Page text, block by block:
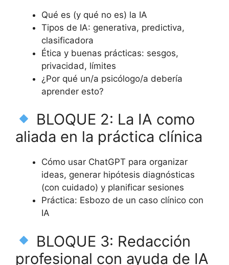
Qué es (y qué no es) la IA
Tipos de IA: generativa, predictiva,
clasificadora
Ética y buenas prácticas: sesgos,
privacidad, límites
¿Por qué un/a psicólogo/a debería
aprender esto?
BLOQUE 2: La IA como
aliada en la práctica clínica
Cómo usar ChatGPT para organizar
ideas, generar hipótesis diagnósticas
(con cuidado) y planificar sesiones
Práctica: Esbozo de un caso clínico con
IA
BLOQUE 3: Redacción
profesional con ayuda de IA